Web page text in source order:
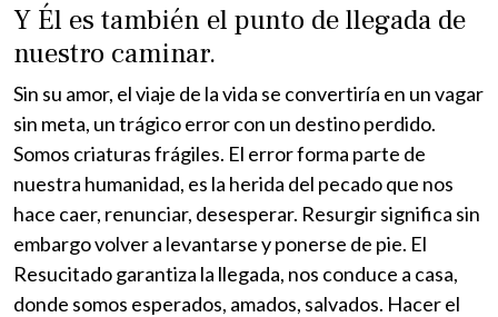
Y Él es también el punto de llegada de
nuestro caminar.
Sin su amor, el viaje de la vida se convertiría en un vagar
sin meta, un trágico error con un destino perdido.
Somos criaturas frágiles. El error forma parte de
nuestra humanidad, es la herida del pecado que nos
hace caer, renunciar, desesperar. Resurgir significa sin
embargo volver a levantarse y ponerse de pie. El
Resucitado garantiza la llegada, nos conduce a casa,
donde somos esperados, amados, salvados. Hacer el